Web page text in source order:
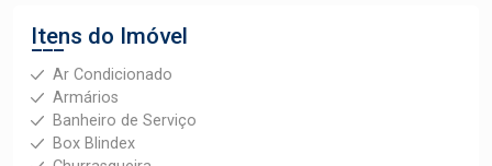
Itens do Imóvel
Ar Condicionado
Armários
Banheiro de Serviço
Box Blindex